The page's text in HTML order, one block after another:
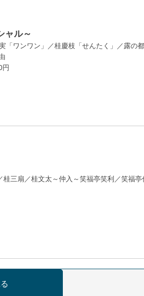
ャル～
ワンワン」／桂慶枝「せんたく」／露の都
三扇／桂文太～仲入～笑福亭笑利／笑福